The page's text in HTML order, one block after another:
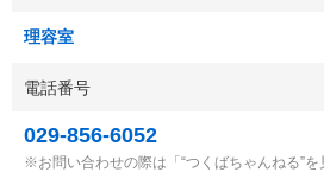
理容室
電話番号
029-856-6052
お問い合わせの際は「“つくばちゃんねる”